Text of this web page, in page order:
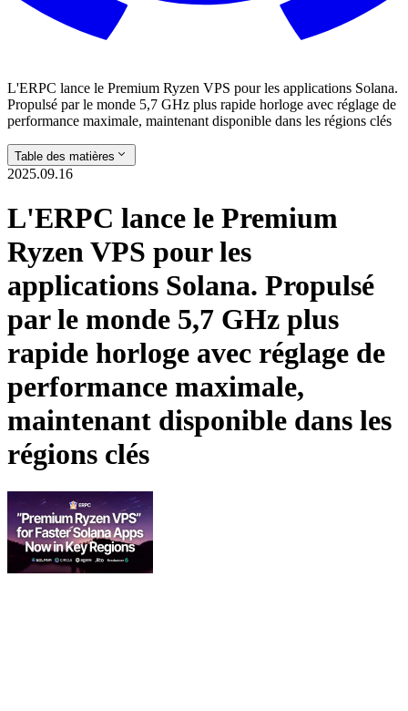
L'ERPC lance le Premium Ryzen VPS pour les applications Solana.
Propulsé par le monde 5,7 GHz plus rapide horloge avec réglage de
performance maximale, maintenant disponible dans les régions clés
Table des matières
2025.09.16
L'ERPC lance le Premium
Ryzen VPS pour les
applications Solana. Propulsé
par le monde 5,7 GHz plus
rapide horloge avec réglage de
performance maximale,
maintenant disponible dans les
régions clés